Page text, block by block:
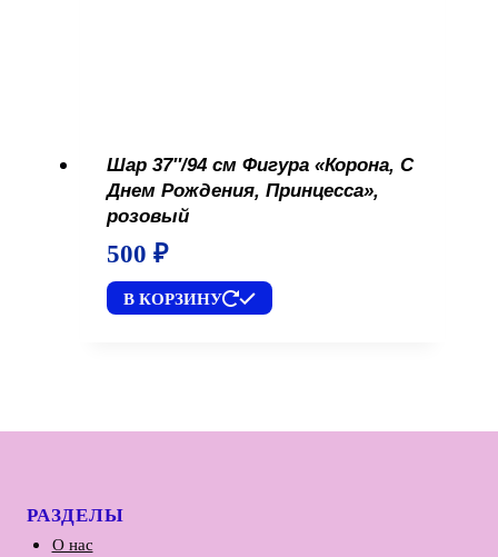
Шар 37″/94 см Фигура «Корона, С
Днем Рождения, Принцесса»,
розовый
500 ₽
В КОРЗИНУ
РАЗДЕЛЫ
О нас